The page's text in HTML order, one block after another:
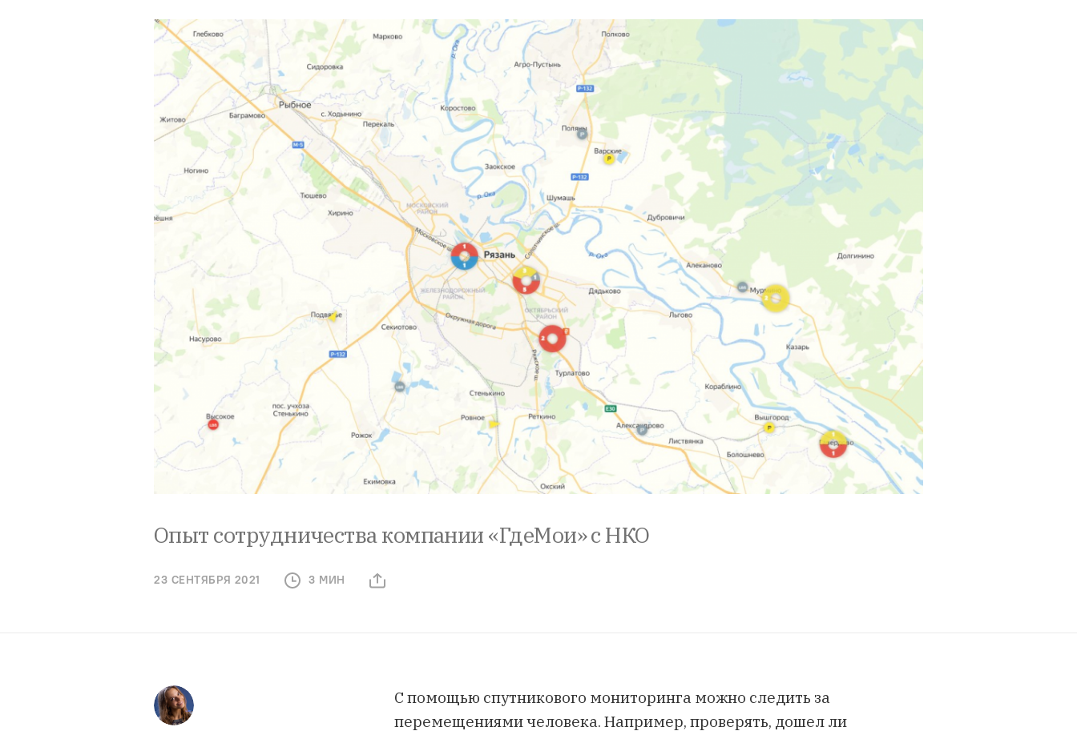
Опыт сотрудничества компании «ГдеМои» с НКО
23 СЕНТЯБРЯ 2021 3 МИН
С помощью спутникового мониторинга можно следить за
перемещениями человека. Например, проверять, дошел ли